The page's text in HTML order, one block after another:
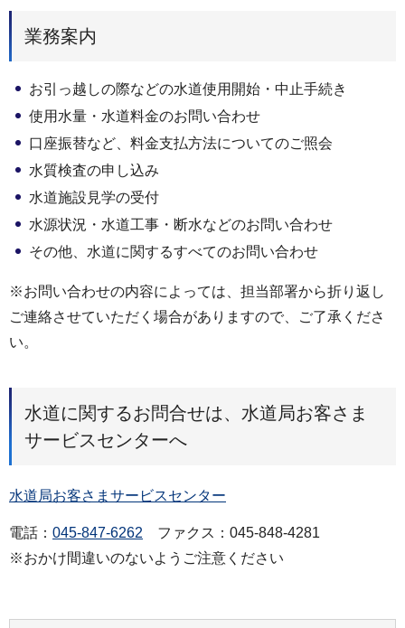
業務案内
お引っ越しの際などの水道使用開始・中止手続き
使用水量・水道料金のお問い合わせ
口座振替など、料金支払方法についてのご照会
水質検査の申し込み
水道施設見学の受付
水源状況・水道工事・断水などのお問い合わせ
その他、水道に関するすべてのお問い合わせ
※お問い合わせの内容によっては、担当部署から折り返し
ご連絡させていただく場合がありますので、ご了承くださ
い。
水道に関するお問合せは、水道局お客さま
サービスセンターへ
水道局お客さまサービスセンター
電話： 045-847-6262 ファクス：045-848-4281
※おかけ間違いのないようご注意ください